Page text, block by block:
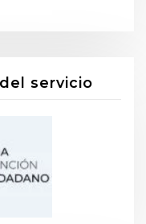
servicio